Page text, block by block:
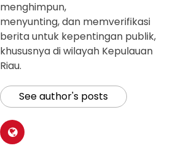
menghimpun,
menyunting, dan memverifikasi
berita untuk kepentingan publik,
khususnya di wilayah Kepulauan
Riau.
See author's posts